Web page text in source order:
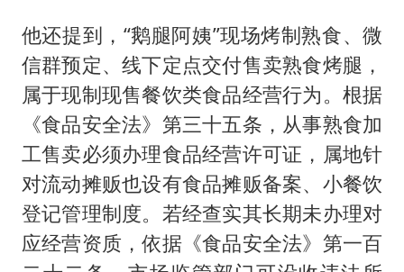
他还提到，“鹅腿阿姨”现场烤制熟食、微
信群预定、线下定点交付售卖熟食烤腿，
属于现制现售餐饮类食品经营行为。根据
《食品安全法》第三十五条，从事熟食加
工售卖必须办理食品经营许可证，属地针
对流动摊贩也设有食品摊贩备案、小餐饮
登记管理制度。若经查实其长期未办理对
应经营资质，依据《食品安全法》第一百